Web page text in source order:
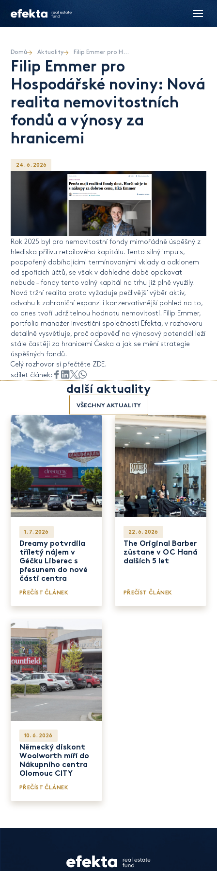
Domů Aktuality Filip Emmer pro Hospodářské noviny: Nová realita nemovitostních fondů a výnosy za hranicemi
Filip Emmer pro
Hospodářské noviny: Nová
realita nemovitostních
fondů a výnosy za
hranicemi
24. 6. 2026
Rok 2025 byl pro nemovitostní fondy mimořádně úspěšný z
hlediska přílivu retailového kapitálu. Tento silný impuls,
podpořený dobíhajícími termínovanými vklady a odklonem
od spořicích účtů, se však v dohledné době opakovat
nebude – fondy tento volný kapitál na trhu již plně využily.
Nová tržní realita proto vyžaduje pečlivější výběr aktiv,
odvahu k zahraniční expanzi i konzervativnější pohled na to,
co dnes tvoří udržitelnou hodnotu nemovitostí. Filip Emmer,
portfolio manažer investiční společnosti Efekta, v rozhovoru
detailně vysvětluje, proč odpověď na výnosový potenciál leží
stále častěji za hranicemi Česka a jak se mění strategie
úspěšných fondů.
Celý rozhovor si přečtěte ZDE.
sdílet článek:
další aktuality
VŠECHNY AKTUALITY
1. 7. 2026
Dreamy potvrdila
tříletý nájem v
Géčku Liberec s
přesunem do nové
části centra
PŘEČÍST ČLÁNEK
22. 6. 2026
The Original Barber
zůstane v OC Haná
dalších 5 let
PŘEČÍST ČLÁNEK
10. 6. 2026
Německý diskont
Woolworth míří do
Nákupního centra
Olomouc CITY
PŘEČÍST ČLÁNEK